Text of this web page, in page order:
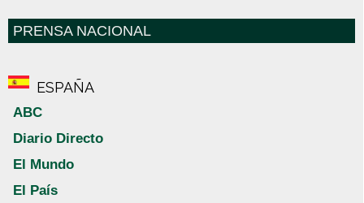
PRENSA NACIONAL
ESPAÑA
ABC
Diario Directo
El Mundo
El País